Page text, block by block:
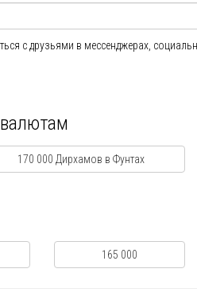
с друзьями в мессенджерах,
170 000 Дирхамов в Фунтах
165 000